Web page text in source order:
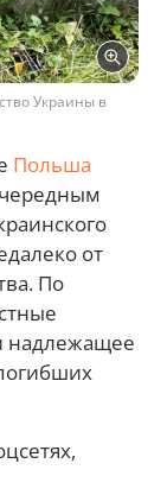
Украины в
Польша
от
По
надлежащее